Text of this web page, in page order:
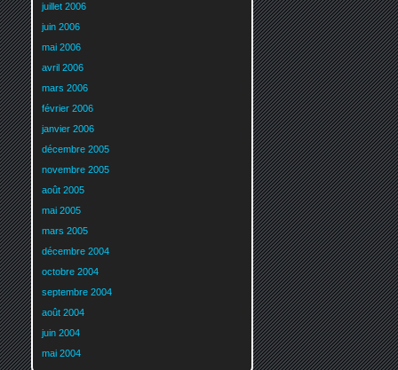
juillet 2006
juin 2006
mai 2006
avril 2006
mars 2006
février 2006
janvier 2006
décembre 2005
novembre 2005
août 2005
mai 2005
mars 2005
décembre 2004
octobre 2004
septembre 2004
août 2004
juin 2004
mai 2004